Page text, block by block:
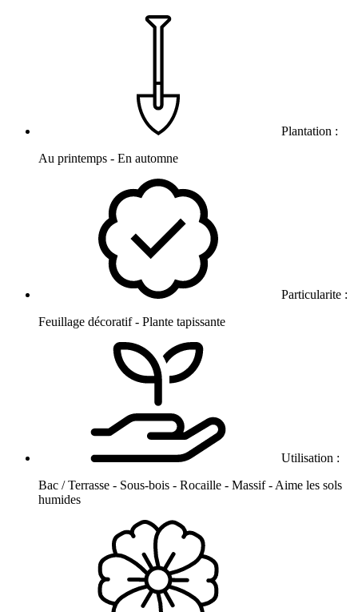
Plantation :
Au printemps - En automne
Particularite :
Feuillage décoratif - Plante tapissante
Utilisation :
Bac / Terrasse - Sous-bois - Rocaille - Massif - Aime les sols
humides